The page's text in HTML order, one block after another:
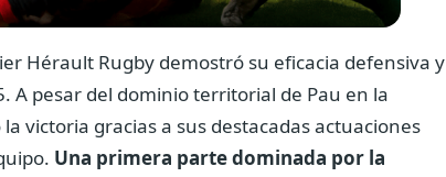
Hérault Rugby demostró su eficacia defensiva y
A pesar del dominio territorial de Pau en la
victoria gracias a sus destacadas actuaciones
Una primera parte dominada por la